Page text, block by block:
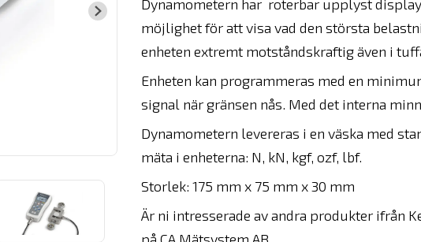
Dynamometern har roterbar upplyst
möjlighet för att visa vad den största
enheten extremt motståndskraftig även i
Enheten kan programmeras med en
signal när gränsen nås. Med det interna
Dynamometern levereras i en väska med
mäta i enheterna: N, kN, kgf, ozf, lbf.
Storlek: 175 mm x 75 mm x 30 mm
Är ni intresserade av andra produkter ifrån